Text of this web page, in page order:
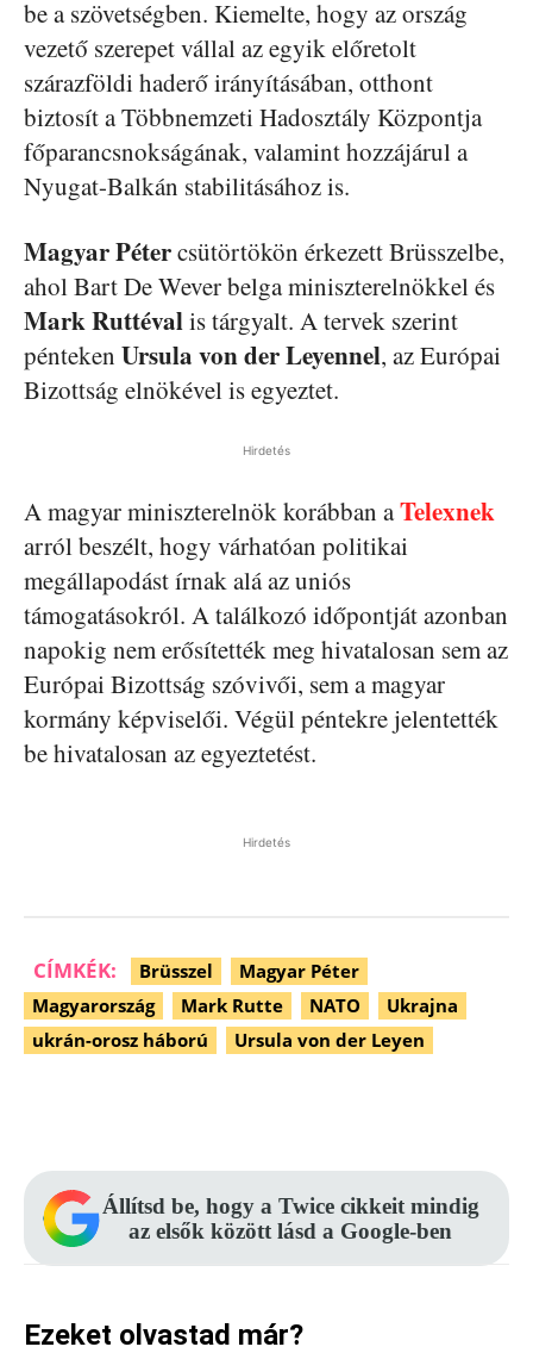
be a szövetségben. Kiemelte, hogy az ország
vezető szerepet vállal az egyik előretolt
szárazföldi haderő irányításában, otthont
biztosít a Többnemzeti Hadosztály Központja
főparancsnokságának, valamint hozzájárul a
Nyugat-Balkán stabilitásához is.
Magyar Pétercsütörtökön érkezett Brüsszelbe,
ahol Bart De Wever belga miniszterelnökkel és
Mark Ruttévalis tárgyalt. A tervek szerint
pénteken Ursula von der Leyennel, az Európai
Bizottság elnökével is egyeztet.
Hirdetés
A magyar miniszterelnök korábban aTelexnek
arról beszélt, hogy várhatóan politikai
megállapodást írnak alá az uniós
támogatásokról. A találkozó időpontját azonban
napokig nem erősítették meg hivatalosan sem az
Európai Bizottság szóvivői, sem a magyar
kormány képviselői. Végül péntekre jelentették
be hivatalosan az egyeztetést.
Hirdetés
CÍMKÉK: Brüsszel
Magyar Péter
Magyarország
Mark Rutte NATO
Ukrajna
ukrán-orosz háború
Ursula von der Leyen
Állítsd be, hogy a Twice cikkeit mindig
az elsők között lásd a Google-ben
Ezeket olvastad már?